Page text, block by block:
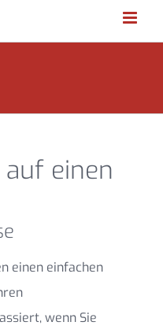
auf einen
einen einfachen
wenn Sie